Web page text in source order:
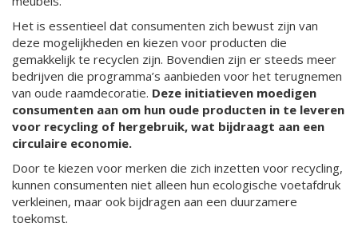
Het is essentieel dat consumenten zich bewust zijn van
deze mogelijkheden en kiezen voor producten die
gemakkelijk te recyclen zijn. Bovendien zijn er steeds meer
bedrijven die programma’s aanbieden voor het terugnemen
van oude raamdecoratie. Deze initiatieven moedigen
consumenten aan om hun oude producten in te leveren
voor recycling of hergebruik, wat bijdraagt aan een
circulaire economie.
Door te kiezen voor merken die zich inzetten voor recycling,
kunnen consumenten niet alleen hun ecologische voetafdruk
verkleinen, maar ook bijdragen aan een duurzamere
toekomst.